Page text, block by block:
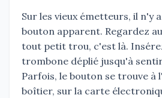
Sur les vieux émetteurs, il n'y
bouton apparent. Regardez
tout petit trou, c'est là.
trombone déplié jusqu'à
Parfois, le bouton se trouve à
boîtier, sur la carte